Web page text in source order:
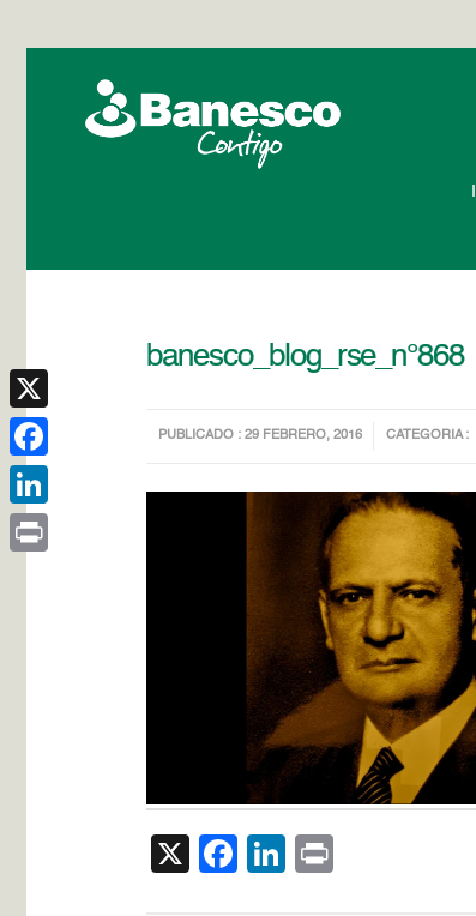
banesco_blog_rse_n°868
PUBLICADO : 29 FEBRERO, 2016 CATEGORIA :
X Facebook
LinkedIn
X
Facebook
LinkedIn